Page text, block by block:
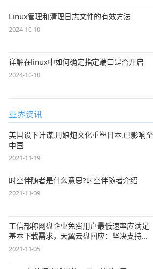
Linux管理和清理日志文件的有效方法
2024-10-10
详解在linux中如何确定指定端口是否开启
2024-10-10
业界资讯
美国设下计谋,用娘炮文化重塑日本,已影响至
中国
2021-11-19
时空伴随者是什么意思?时空伴随者介绍
2021-11-09
工信部称网盘企业免费用户最低速率应满足
基本下载需求，天翼云盘回应：坚决支持，
始终
2021-11-05